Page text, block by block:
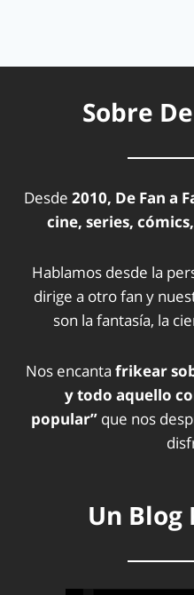
Sobre
Desde 2010, De Fan a
cine, series,
Hablamos desde la
dirige a otro fan y
son la fantasía, la
Nos encanta frikear
y todo aquello
popular” que nos
Un